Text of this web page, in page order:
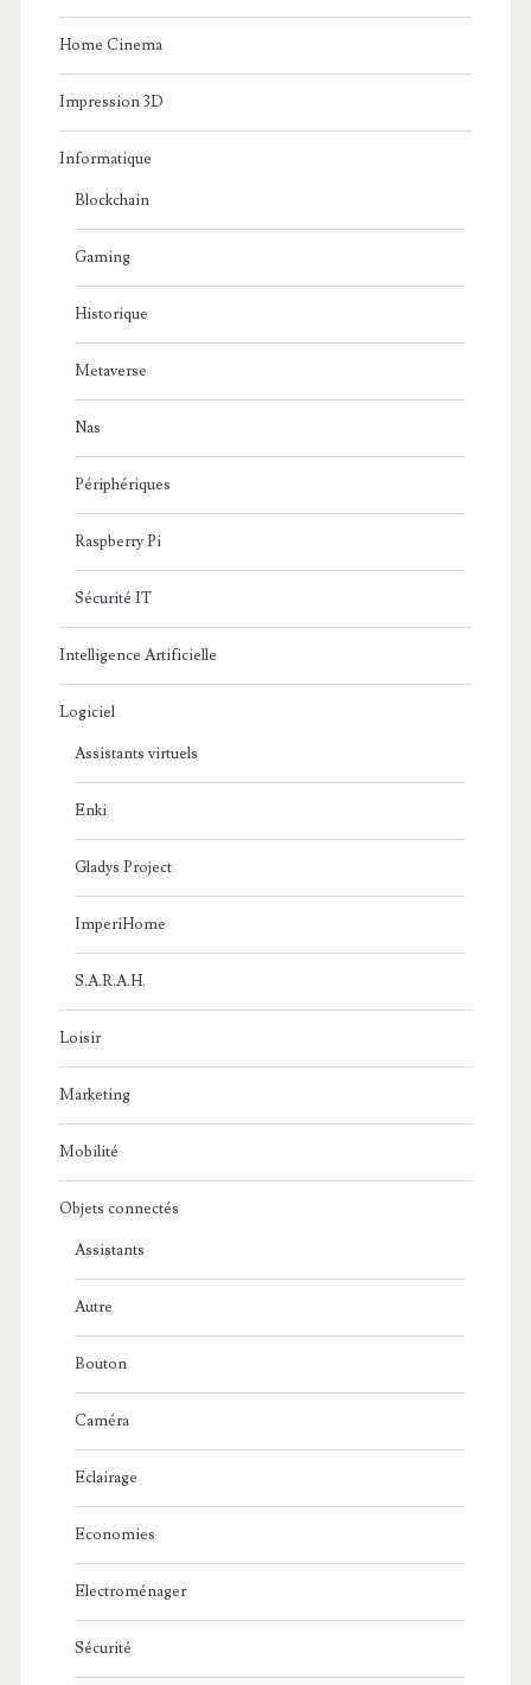
Home Cinema
Impression 3D
Informatique
Blockchain
Gaming
Historique
Metaverse
Nas
Périphériques
Raspberry Pi
Sécurité IT
Intelligence Artificielle
Logiciel
Assistants virtuels
Enki
Gladys Project
ImperiHome
S.A.R.A.H.
Loisir
Marketing
Mobilité
Objets connectés
Assistants
Autre
Bouton
Caméra
Eclairage
Economies
Electroménager
Sécurité